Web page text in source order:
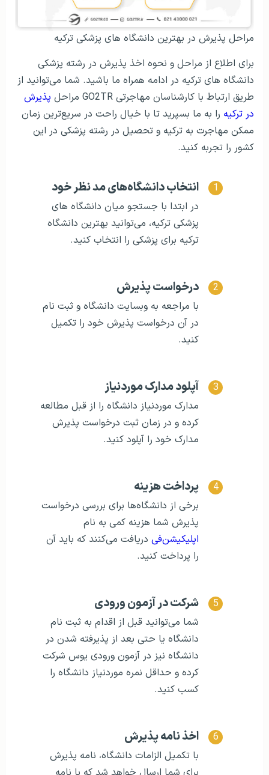
مراحل پذیرش در بهترین دانشگاه های پزشکی ترکیه
برای اطلاع از مراحل و نحوه اخذ پذیرش در رشته پزشکی
دانشگاه های ترکیه در ادامه همراه ما باشید. شما می‌توانید از
طریق ارتباط با کارشناسان مهاجرتی GO2TR مراحل
پذیرش
در ترکیه را به ما بسپرید تا با خیال راحت در سریع‌ترین زمان
ممکن مهاجرت به ترکیه و تحصیل در رشته پزشکی در این
کشور را تجربه کنید.
انتخاب دانشگاه‌های مد نظر خود
در ابتدا با جستجو میان دانشگاه های
پزشکی ترکیه، می‌توانید بهترین دانشگاه
ترکیه برای پزشکی را انتخاب کنید.
درخواست پذیرش
با مراجعه به وبسایت دانشگاه و ثبت نام
در آن درخواست پذیرش خود را تکمیل
کنید.
آپلود مدارک موردنیاز
مدارک موردنیاز دانشگاه را از قبل مطالعه
کرده و در زمان ثبت درخواست پذیرش
مدارک خود را آپلود کنید.
پرداخت هزینه
برخی از دانشگاه‌ها برای بررسی درخواست
پذیرش شما هزینه کمی به نام
اپلیکیشن‌فی دریافت می‌کنند که باید آن
را پرداخت کنید.
شرکت در آزمون ورودی
شما می‌توانید قبل از اقدام به ثبت نام
دانشگاه یا حتی بعد از پذیرفته شدن در
دانشگاه نیز در آزمون ورودی یوس شرکت
کرده و حداقل نمره موردنیاز دانشگاه را
کسب کنید.
اخذ نامه پذیرش
با تکمیل الزامات دانشگاه، نامه پذیرش